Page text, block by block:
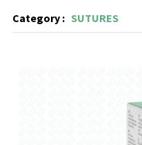
Category : SUTURES